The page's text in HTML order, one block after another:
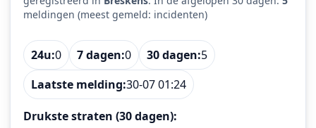
meldingen (meest gemeld: incidenten)
24u:0 7 dagen:0 30 dagen:5
Laatste melding:30-07 01:24
Drukste straten (30 dagen):